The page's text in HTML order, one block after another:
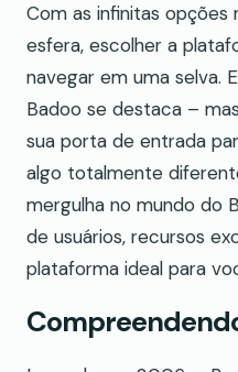
Com as infinitas opções
esfera, escolher a
navegar em uma selva.
Badoo se destaca –
sua porta de entrada
algo totalmente
mergulha no mundo do
de usuários, recursos
plataforma ideal para